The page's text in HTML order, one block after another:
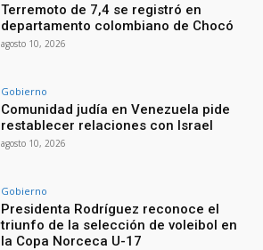
Terremoto de 7,4 se registró en
departamento colombiano de Chocó
agosto 10, 2026
Gobierno
Comunidad judía en Venezuela pide
restablecer relaciones con Israel
agosto 10, 2026
Gobierno
Presidenta Rodríguez reconoce el
triunfo de la selección de voleibol en
la Copa Norceca U-17